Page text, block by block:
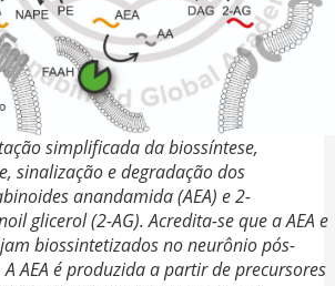
simplificada da biossíntese,
sinalização e degradação dos
anandamida (AEA) e 2-
glicerol (2-AG). Acredita-se que a AEA e
biossintetizados no neurônio pós-
AEA é produzida a partir de precursores